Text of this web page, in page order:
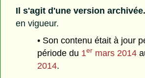
Il s'agit d'une version archivée.
en vigueur.
• Son contenu était à jour
période du 1er mars 2014
2014.